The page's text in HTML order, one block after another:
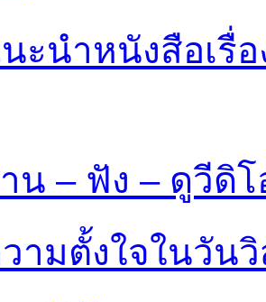
ะนำหนังสือเรื่
น – ฟัง – ดูวีดิ
วามตั้งใจในวั